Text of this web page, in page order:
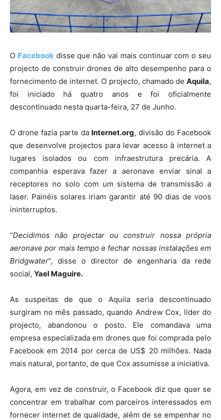
O Facebookdisse que não vai mais continuar com o seu
projecto de construir drones de alto desempenho para o
fornecimento de internet. O projecto, chamado de Aquila,
foi iniciado há quatro anos e foi oficialmente
descontinuado nesta quarta-feira, 27 de Junho.
O drone fazia parte da Internet.org, divisão do Facebook
que desenvolve projectos para levar acesso à internet a
lugares isolados ou com infraestrutura precária. A
companhia esperava fazer a aeronave enviar sinal a
receptores no solo com um sistema de transmissão a
laser. Painéis solares iriam garantir até 90 dias de voos
ininterruptos.
“Decidimos não projectar ou construir nossa própria
aeronave por mais tempo e fechar nossas instalações em
Bridgwater”, disse o director de engenharia da rede
social, Yael Maguire.
As suspeitas de que o Aquila seria descontinuado
surgiram no mês passado, quando Andrew Cox, líder do
projecto, abandonou o posto. Ele comandava uma
empresa especializada em drones que foi comprada pelo
Facebook em 2014 por cerca de US$ 20 milhões. Nada
mais natural, portanto, de que Cox assumisse a iniciativa.
Agora, em vez de construir, o Facebook diz que quer se
concentrar em trabalhar com parceiros interessados em
fornecer internet de qualidade, além de se empenhar no